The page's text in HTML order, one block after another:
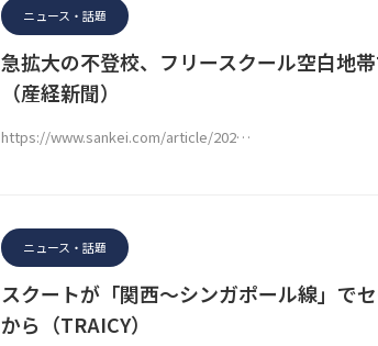
ニュース・話題
急拡大の不登校、フリースクール空白地
（産経新聞）
https://www.sankei.com/article/202…
ニュース・話題
スクートが「関西〜シンガポール線」で
から（TRAICY）